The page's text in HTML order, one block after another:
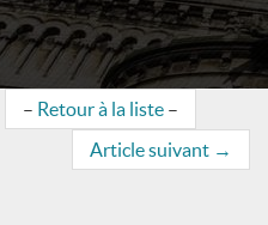
– Retour à la liste –
Article suivant →